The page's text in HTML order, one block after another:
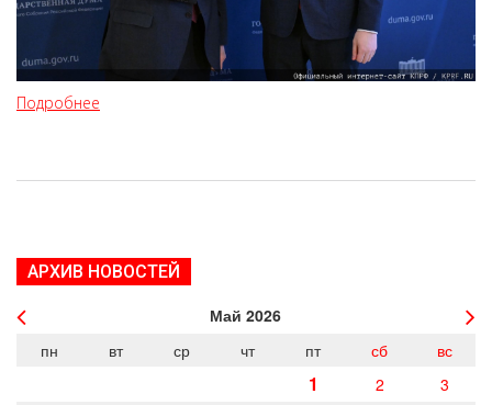
Подробнее
АРХИВ НОВОСТЕЙ
Май 2026
пн
вт ср чт пт сб вс
1 2 3